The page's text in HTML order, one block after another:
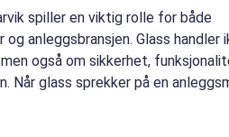
spiller en viktig rolle for både
anleggsbransjen. Glass handler
også om sikkerhet,
Når glass sprekker på en